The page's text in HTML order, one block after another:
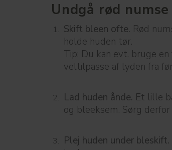
Undgå rød
Skift bleen ofte. Rød
holde huden tør.
Tip: Du kan evt. bruge
veltilpasse af lyden fra
Lad huden ånde. Et lille
og bleeksem. Sørg
Plej huden under bleskift.